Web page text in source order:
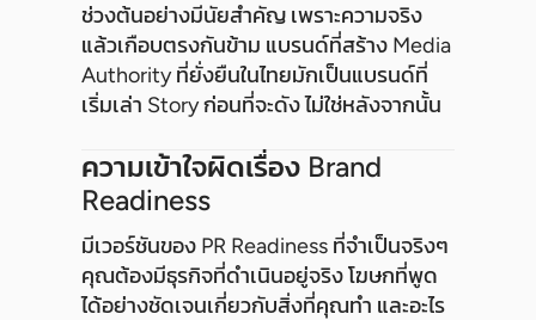
ช่วงต้นอย่างมีนัยสำคัญ เพราะความจริง
แล้วเกือบตรงกันข้าม แบรนด์ที่สร้าง Media
Authority ที่ยั่งยืนในไทยมักเป็นแบรนด์ที่
เริ่มเล่า Story ก่อนที่จะดัง ไม่ใช่หลังจากนั้น
ความเข้าใจผิดเรื่อง Brand
Readiness
มีเวอร์ชันของ PR Readiness ที่จำเป็นจริงๆ
คุณต้องมีธุรกิจที่ดำเนินอยู่จริง โฆษกที่พูด
ได้อย่างชัดเจนเกี่ยวกับสิ่งที่คุณทำ และอะไร